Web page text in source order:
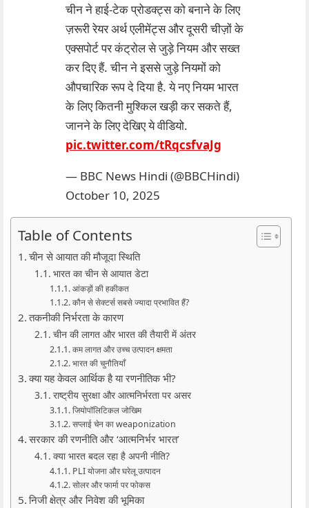
चीन ने हाई-टेक प्रोडक्ट्स को बनाने के लिए
ज़रूरी रेयर अर्थ एलीमेंट्स और दूसरी चीज़ों के
एक्सपोर्ट पर कंट्रोल से जुड़े नियम और सख्त
कर दिए हैं. चीन ने इससे जुड़े नियमों को
औपचारिक रूप दे दिया है. ये नए नियम भारत
के लिए कितनी मुश्किल खड़ी कर सकते हैं,
जानने के लिए देखिए ये वीडियो.
pic.twitter.com/tRqcsfvaJg
— BBC News Hindi (@BBCHindi)
October 10, 2025
Table of Contents
चीन से आयात की मौजूदा स्थिति
भारत का चीन से आयात डेटा
आंकड़ों की हकीकत
कौन से सेक्टर्स सबसे ज्यादा प्रभावित हैं?
तकनीकी निर्भरता के कारण
चीन की लागत और भारत की तैयारी में अंतर
कम लागत और उच्च उत्पादन क्षमता
भारत की चुनौतियाँ
क्या यह केवल आर्थिक है या रणनीतिक भी?
राष्ट्रीय सुरक्षा और आत्मनिर्भरता पर असर
जियोपॉलिटिकल जोखिम
सप्लाई चेन का weaponization
सरकार की रणनीति और ‘आत्मनिर्भर भारत’
क्या भारत बदल रहा है अपनी नीति?
PLI योजना और घरेलू उत्पादन
सोलर और फार्मा पर फोकस
निजी क्षेत्र और निवेश की भूमिका